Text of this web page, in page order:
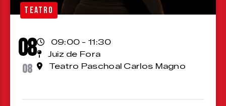
TEATRO
08
08
09:00 - 11:30
Juiz de Fora
Teatro Paschoal Carlos Magno